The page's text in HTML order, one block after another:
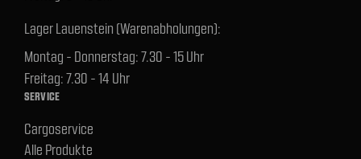
Lager Lauenstein (Warenabholungen):
Montag - Donnerstag: 7.30 - 15 Uhr
Freitag: 7.30 - 14 Uhr
SERVICE
Cargoservice
Alle Produkte